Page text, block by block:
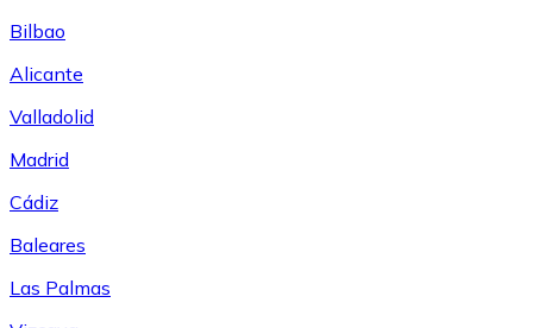
Bilbao
Alicante
Valladolid
Madrid
Cádiz
Baleares
Las Palmas